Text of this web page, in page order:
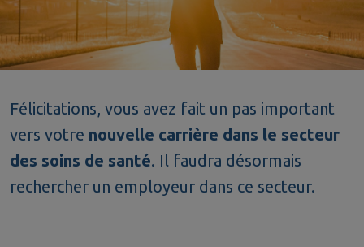
Félicitations, vous avez fait un pas important
vers votre nouvelle carrière dans le secteur
des soins de santé. Il faudra désormais
rechercher un employeur dans ce secteur.